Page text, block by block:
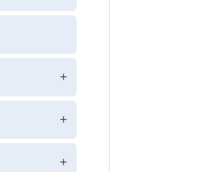
+
+
+